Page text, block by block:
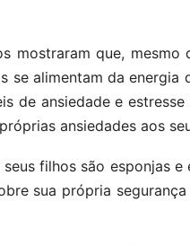
mostraram que,
se alimentam da energia
de ansiedade e
ansiedades aos
filhos são esponjas
sua própria